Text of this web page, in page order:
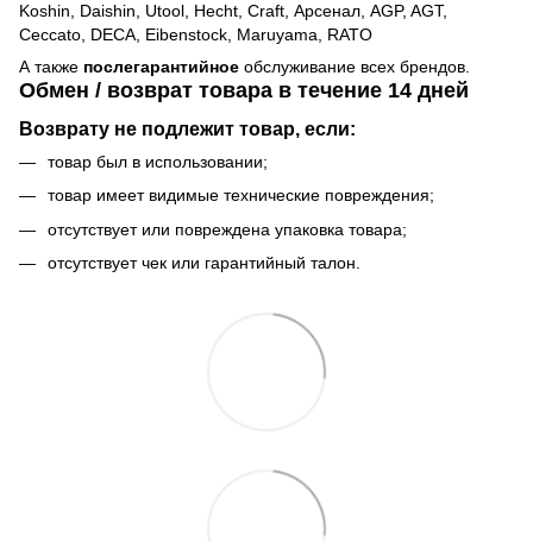
Koshin, Daishin, Utool, Hecht, Craft, Арсенал, AGP, AGT,
Ceccato, DECA, Eibenstock, Maruyama, RATO
А также послегарантийное обслуживание всех брендов.
Обмен / возврат товара в течение 14 дней
Возврату не подлежит товар, если:
товар был в использовании;
товар имеет видимые технические повреждения;
отсутствует или повреждена упаковка товара;
отсутствует чек или гарантийный талон.